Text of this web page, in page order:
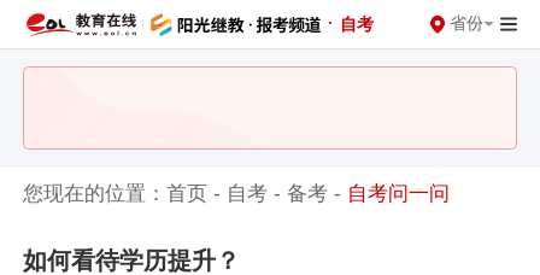
· 自考 省份
您现在的位置：首页 - 自考 -备考 - 自考问一问
如何看待学历提升？